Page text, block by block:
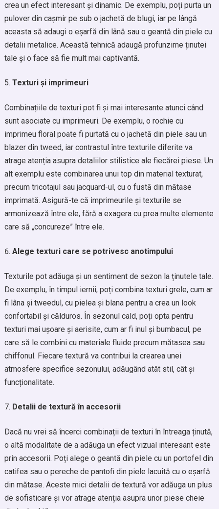
crea un efect interesant și dinamic. De exemplu, poți purta un
pulover din cașmir pe sub o jachetă de blugi, iar pe lângă
aceasta să adaugi o eșarfă din lână sau o geantă din piele cu
detalii metalice. Această tehnică adaugă profunzime ținutei
tale și o face să fie mult mai captivantă.
Texturi și imprimeuri
Combinațiile de texturi pot fi și mai interesante atunci când
sunt asociate cu imprimeuri. De exemplu, o rochie cu
imprimeu floral poate fi purtată cu o jachetă din piele sau un
blazer din tweed, iar contrastul între texturile diferite va
atrage atenția asupra detaliilor stilistice ale fiecărei piese. Un
alt exemplu este combinarea unui top din material texturat,
precum tricotajul sau jacquard-ul, cu o fustă din mătase
imprimată. Asigură-te că imprimeurile și texturile se
armonizează între ele, fără a exagera cu prea multe elemente
care să „concureze” între ele.
Alege texturi care se potrivesc anotimpului
Texturile pot adăuga și un sentiment de sezon la ținutele tale.
De exemplu, în timpul iernii, poți combina texturi grele, cum ar
fi lâna și tweedul, cu pielea și blana pentru a crea un look
confortabil și călduros. În sezonul cald, poți opta pentru
texturi mai ușoare și aerisite, cum ar fi inul și bumbacul, pe
care să le combini cu materiale fluide precum mătasea sau
chiffonul. Fiecare textură va contribui la crearea unei
atmosfere specifice sezonului, adăugând atât stil, cât și
funcționalitate.
Detalii de textură în accesorii
Dacă nu vrei să încerci combinații de texturi în întreaga ținută,
o altă modalitate de a adăuga un efect vizual interesant este
prin accesorii. Poți alege o geantă din piele cu un portofel din
catifea sau o pereche de pantofi din piele lacuită cu o eșarfă
din mătase. Aceste mici detalii de textură vor adăuga un plus
de sofisticare și vor atrage atenția asupra unor piese cheie